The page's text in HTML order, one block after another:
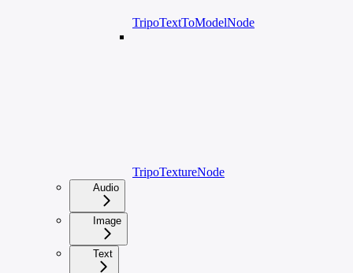
TripoTextToModelNode
TripoTextureNode
Audio
Image
Text